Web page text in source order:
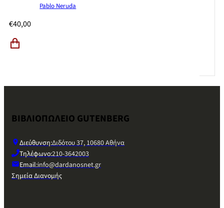
Pablo Neruda
€40,00
ΒΙΒΛΙΟΠΩΛΕΙΟ GUTENBERG
Διεύθυνση:Διδότου 37, 10680 Αθήνα
Τηλέφωνο:210-3642003
Email:info@dardanosnet.gr
Σημεία Διανομής